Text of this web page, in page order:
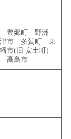
豊郷町 野洲
市 多賀町 東
市(旧 安土町)
高島市